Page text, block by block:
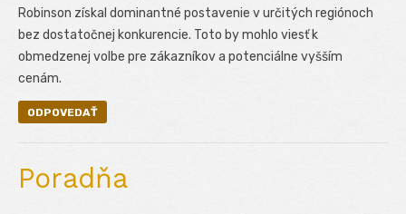
Robinson získal dominantné postavenie v určitých regiónoch
bez dostatočnej konkurencie. Toto by mohlo viesť k
obmedzenej volbe pre zákazníkov a potenciálne vyšším
cenám.
ODPOVEDAŤ
Poradňa